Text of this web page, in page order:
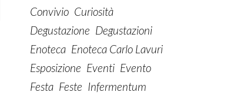
Convivio Curiosità
Degustazione Degustazioni
Enoteca Enoteca Carlo Lavuri
Esposizione Eventi Evento
Festa Feste Infermentum